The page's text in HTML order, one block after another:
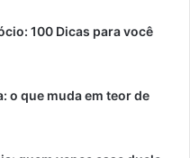
100 Dicas para você
o que muda em teor de